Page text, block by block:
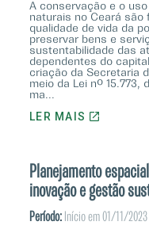
A conservação e o
naturais no Ceará são
qualidade de vida da
preservar bens e
sustentabilidade das
dependentes do
criação da Secretaria
meio da Lei nº 15.773,
ma...
LER MAIS
Planejamento
inovação e gestão
Período: Início em 01/11/2023